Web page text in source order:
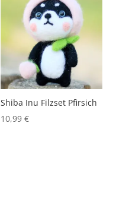
Shiba Inu Filzset Pfirsich
10,99€